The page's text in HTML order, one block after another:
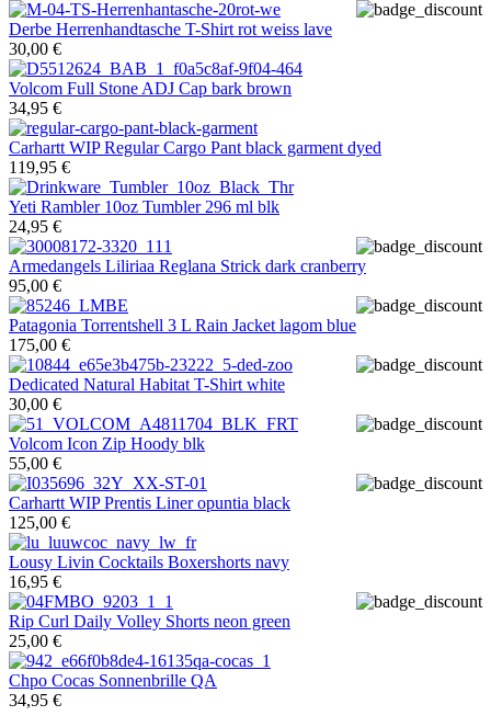
Derbe Herrenhandtasche T-Shirt rot weiss lave
30,00 €
Volcom Full Stone ADJ Cap bark brown
34,95 €
Carhartt WIPRegular Cargo Pant black garment dyed
119,95 €
Yeti Rambler 10oz Tumbler 296 ml blk
24,95 €
Armedangels Liliriaa Reglana Strick dark cranberry
95,00 €
Patagonia Torrentshell 3 L Rain Jacket lagom blue
175,00 €
Dedicated Natural Habitat T-Shirt white
30,00 €
Volcom Icon Zip Hoody blk
55,00 €
Carhartt WIPPrentis Liner opuntia black
125,00 €
Lousy Livin Cocktails Boxershorts navy
16,95 €
Rip Curl Daily Volley Shorts neon green
25,00 €
Chpo Cocas Sonnenbrille QA
34,95 €